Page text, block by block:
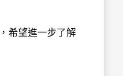
希望進一步了解